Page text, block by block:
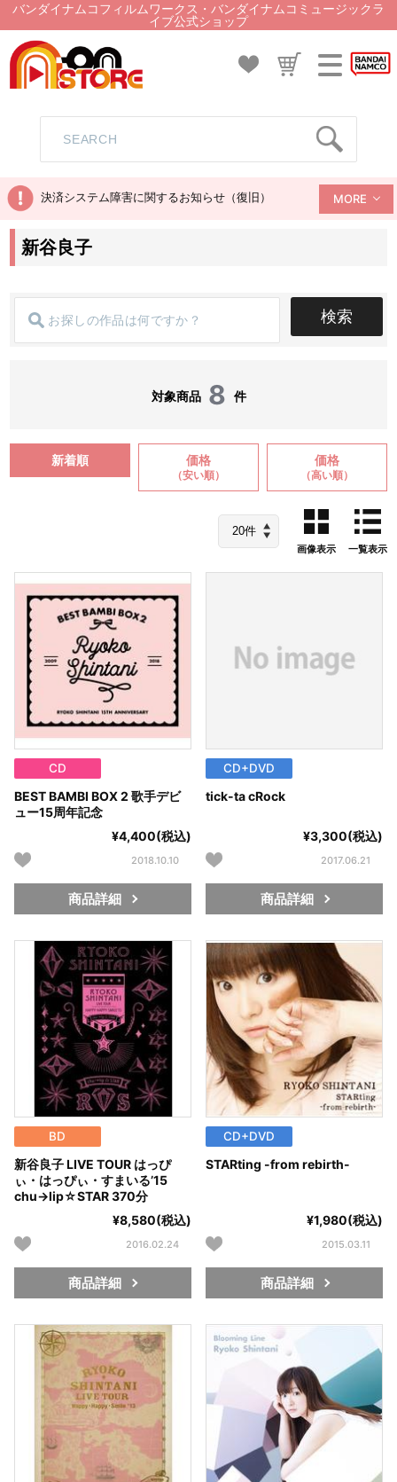
バンダイナムコフィルムワークス・バンダイナムコミュージックラ
イブ公式ショップ
決済システム障害に関するお知らせ（復旧） MORE
新谷良子
検索
対象商品 8 件
新着順 価格
（安い順）
価格
（高い順）
画像表示 一覧表示
CD
BEST BAMBI BOX 2 歌手デビ
ュー15周年記念
¥4,400(税込)
2018.10.10
商品詳細
CD+DVD
tick-ta cRock
¥3,300(税込)
2017.06.21
商品詳細
BD
新谷良子 LIVE TOUR はっぴ
ぃ・はっぴぃ・すまいる’15
chu→lip☆STAR 370分
¥8,580(税込)
2016.02.24
商品詳細
CD+DVD
STARting -from rebirth-
¥1,980(税込)
2015.03.11
商品詳細